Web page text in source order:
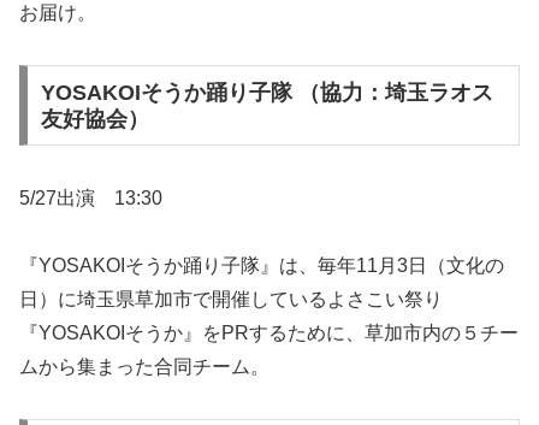
お届け。
YOSAKOIそうか踊り子隊 （協力：埼玉ラオス
友好協会）
5/27出演 13:30
『YOSAKOIそうか踊り子隊』は、毎年11月3日（文化の
日）に埼玉県草加市で開催しているよさこい祭り
『YOSAKOIそうか』をPRするために、草加市内の５チー
ムから集まった合同チーム。